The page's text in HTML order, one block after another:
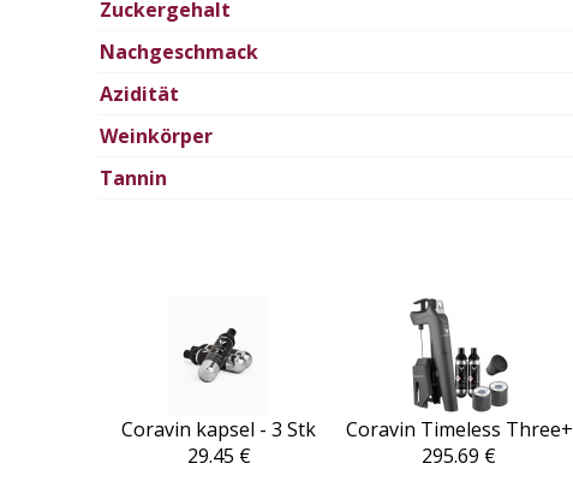
Zuckergehalt
Nachgeschmack
Azidität
Weinkörper
Tannin
Coravin kapsel - 3 Stk
29.45 €
Coravin Timeless Three+
295.69 €